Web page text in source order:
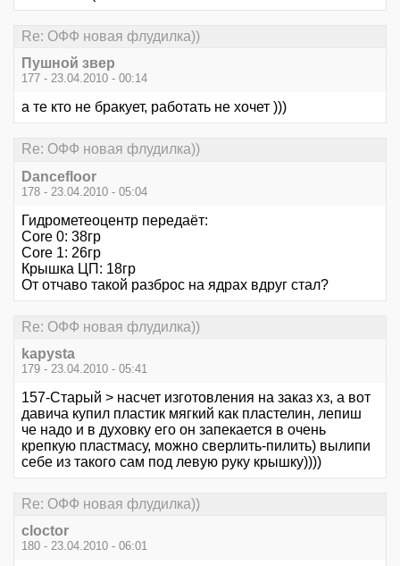
Re: ОФФ новая флудилка))
Пушной звер
177 - 23.04.2010 - 00:14
а те кто не бракует, работать не хочет )))
Re: ОФФ новая флудилка))
Dancefloor
178 - 23.04.2010 - 05:04
Гидрометеоцентр передаёт:
Core 0: 38гр
Core 1: 26гр
Крышка ЦП: 18гр
От отчаво такой разброс на ядрах вдруг стал?
Re: ОФФ новая флудилка))
kapysta
179 - 23.04.2010 - 05:41
157-Старый > насчет изготовления на заказ хз, а вот
давича купил пластик мягкий как пластелин, лепиш
че надо и в духовку его он запекается в очень
крепкую пластмасу, можно сверлить-пилить) вылипи
себе из такого сам под левую руку крышку))))
Re: ОФФ новая флудилка))
cloctor
180 - 23.04.2010 - 06:01